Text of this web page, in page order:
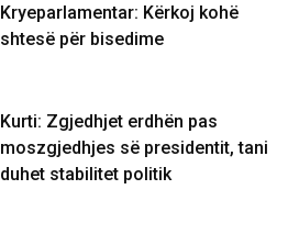
Kryeparlamentar: Kërkoj kohë
shtesë për bisedime
Kurti: Zgjedhjet erdhën pas
moszgjedhjes së presidentit, tani
duhet stabilitet politik